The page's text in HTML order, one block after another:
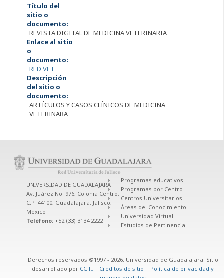
Título del
sitio o
documento:
REVISTA DIGITAL DE MEDICINA VETERINARIA
Enlace al sitio
o
documento:
RED VET
Descripción
del sitio o
documento:
ARTÍCULOS Y CASOS CLÍNICOS DE MEDICINA
VETERINARA
UNIVERSIDAD DE GUADALAJARA
Av. Juárez No. 976, Colonia Centro,
C.P. 44100, Guadalajara, Jalisco,
México
Teléfono: +52 (33) 3134 2222
Programas educativos
Programas por Centro
Centros Universitarios
Áreas del Conocimiento
Universidad Virtual
Estudios de Pertinencia
Derechos reservados ©1997 - 2026. Universidad de Guadalajara. Sitio
desarrollado por CGTI | Créditos de sitio | Política de privacidad y